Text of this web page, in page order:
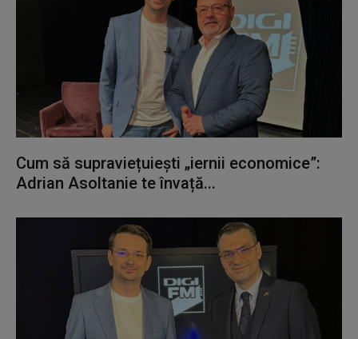
Cum să supraviețuiești „iernii economice”:
Adrian Asoltanie te învață...